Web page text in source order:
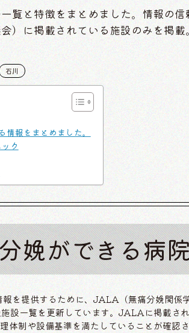
覧と特徴をまとめました。情報の
）に掲載されている施設のみを掲
石川
報をまとめました。
ク
娩ができる病
報を提供するために、JALA（無痛分娩関
設一覧を更新しています。JALAに掲載さ
体制や設備基準を満たしていることが確認